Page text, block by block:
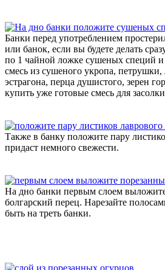
Банки перед употреблением
или банок, если вы будете делать
по 1 чайной ложке сушеных специй и
смесь из сушеного укропа, петрушки,
эстрагона, перца душистого, зерен
купить уже готовые смесь для
Также в банку положите пару
придаст немного свежести.
На дно банки первым слоем
болгарский перец. Нарезайте
быть на треть банки.